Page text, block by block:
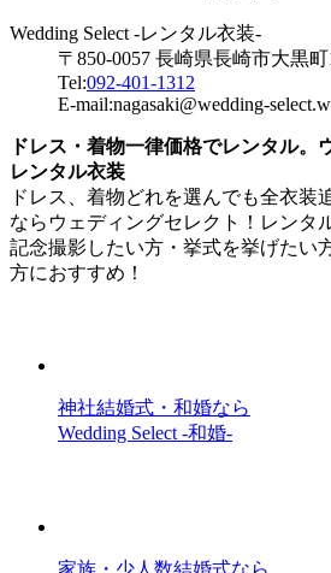
Wedding Select -レンタル衣装-
〒850-0057 長崎県長崎市大黒
Tel:092-401-1312
E-mail:nagasaki@wedding-
ドレス・着物一律価格でレンタル。
レンタル衣装
ドレス、着物どれを選んでも全衣装
ならウェディングセレクト！レンタ
記念撮影したい方・挙式を挙げたい
方におすすめ！
神社結婚式・和婚なら
Wedding Select -和婚-
家族・少人数結婚式なら